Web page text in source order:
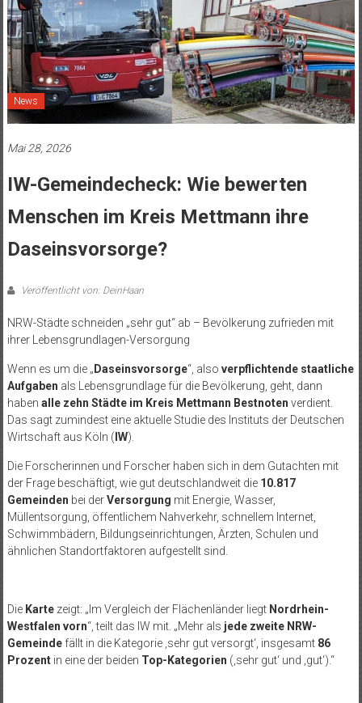
News
Mai 28, 2026
IW-Gemeindecheck: Wie bewerten
Menschen im Kreis Mettmann ihre
Daseinsvorsorge?
Veröffentlicht von: DeinHaan
NRW-Städte schneiden „sehr gut“ ab – Bevölkerung zufrieden mit
ihrer Lebensgrundlagen-Versorgung
Wenn es um die „ Daseinsvorsorge“, also verpflichtende staatliche
Aufgaben als Lebensgrundlage für die Bevölkerung, geht, dann
haben alle zehn Städte im Kreis Mettmann Bestnoten verdient.
Das sagt zumindest eine aktuelle Studie des Instituts der Deutschen
Wirtschaft aus Köln ( IW).
Die Forscherinnen und Forscher haben sich in dem Gutachten mit
der Frage beschäftigt, wie gut deutschlandweit die 10.817
Gemeinden bei derVersorgung mit Energie, Wasser,
Müllentsorgung, öffentlichem Nahverkehr, schnellem Internet,
Schwimmbädern, Bildungseinrichtungen, Ärzten, Schulen und
ähnlichen Standortfaktoren aufgestellt sind.
Die Kartezeigt: „Im Vergleich der Flächenländer liegt Nordrhein-
Westfalen vorn“, teilt das IW mit. „Mehr als jede zweite NRW-
Gemeindefällt in die Kategorie ‚sehr gut versorgt‘, insgesamt 86
Prozentin eine der beiden Top-Kategorien (‚sehr gut‘ und ‚gut‘).“